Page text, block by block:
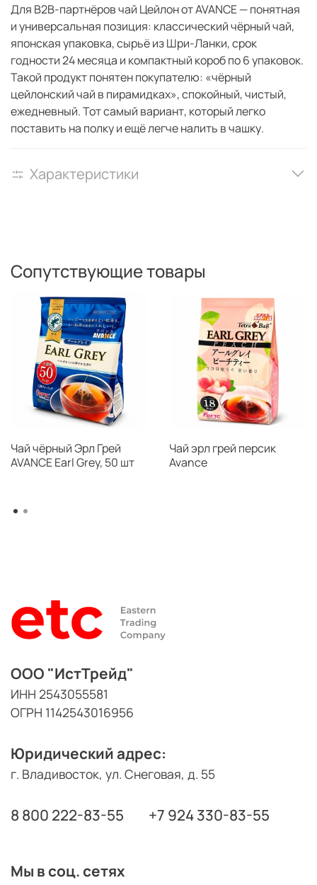
Для B2B-партнёров чай Цейлон от AVANCE — понятная
и универсальная позиция: классический чёрный чай,
японская упаковка, сырьё из Шри-Ланки, срок
годности 24 месяца и компактный короб по 6 упаковок.
Такой продукт понятен покупателю: «чёрный
цейлонский чай в пирамидках», спокойный, чистый,
ежедневный. Тот самый вариант, который легко
поставить на полку и ещё легче налить в чашку.
Характеристики
Сопутствующие товары
Чай чёрный Эрл Грей
AVANCE Earl Grey, 50 шт
Чай эрл грей персик
Avance
ООО "ИстТрейд"
ИНН 2543055581
ОГРН 1142543016956
Юридический адрес:
г. Владивосток, ул. Снеговая, д. 55
8 800 222-83-55 +7 924 330-83-55
Мы в соц. сетях